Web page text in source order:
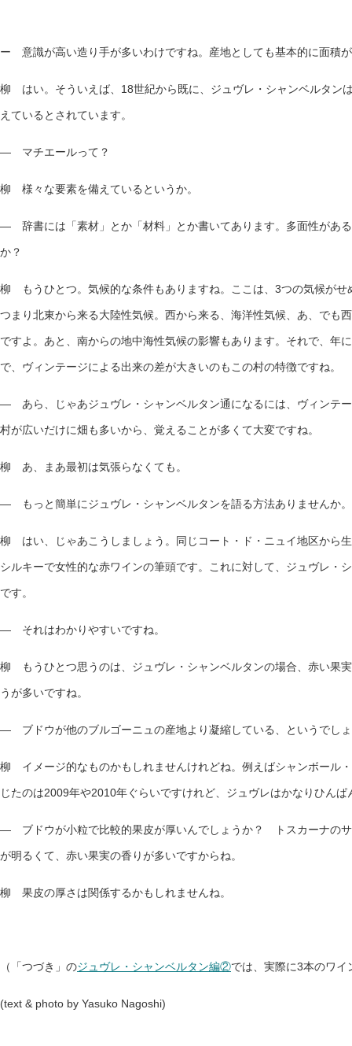
ー 意識が高い造り手が多いわけですね。産地としても基本的に面積
柳 はい。そういえば、18世紀から既に、ジュヴレ・シャンベルタン
えているとされています。
— マチエールって？
柳 様々な要素を備えているというか。
— 辞書には「素材」とか「材料」とか書いてあります。多面性があ
か？
柳 もうひとつ。気候的な条件もありますね。ここは、3つの気候がせ
つまり北東から来る大陸性気候。西から来る、海洋性気候、あ、でも
ですよ。あと、南からの地中海性気候の影響もあります。それで、年
で、ヴィンテージによる出来の差が大きいのもこの村の特徴ですね。
— あら、じゃあジュヴレ・シャンベルタン通になるには、ヴィンテ
村が広いだけに畑も多いから、覚えることが多くて大変ですね。
柳 あ、まあ最初は気張らなくても。
— もっと簡単にジュヴレ・シャンベルタンを語る方法ありませんか。
柳 はい、じゃあこうしましょう。同じコート・ド・ニュイ地区から
シルキーで女性的な赤ワインの筆頭です。これに対して、ジュヴレ・
です。
— それはわかりやすいですね。
柳 もうひとつ思うのは、ジュヴレ・シャンベルタンの場合、赤い果
うが多いですね。
— ブドウが他のブルゴーニュの産地より凝縮している、というでし
柳 イメージ的なものかもしれませんけれどね。例えばシャンボール
じたのは2009年や2010年ぐらいですけれど、ジュヴレはかなりひんぱ
— ブドウが小粒で比較的果皮が厚いんでしょうか？ トスカーナのサ
が明るくて、赤い果実の香りが多いですからね。
柳 果皮の厚さは関係するかもしれませんね。
（「つづき」のジュヴレ・シャンベルタン編②では、実際に3本のワ
(text & photo by Yasuko Nagoshi)